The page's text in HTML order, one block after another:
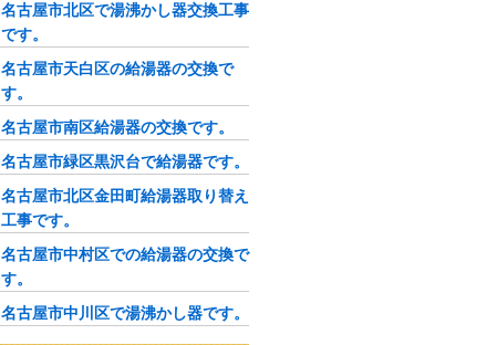
名古屋市北区で湯沸かし器交換工事
です。
名古屋市天白区の給湯器の交換で
す。
名古屋市南区給湯器の交換です。
名古屋市緑区黒沢台で給湯器です。
名古屋市北区金田町給湯器取り替え
工事です。
名古屋市中村区での給湯器の交換で
す。
名古屋市中川区で湯沸かし器です。